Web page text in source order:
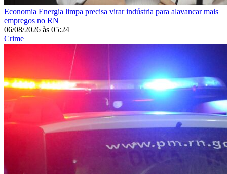
Economia Energia limpa precisa virar indústria para alavancar mais
empregos no RN
06/08/2026 às 05:24
Crime